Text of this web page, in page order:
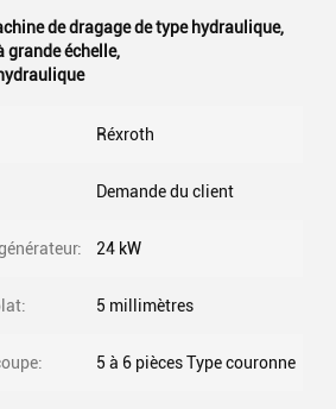
de dragage de type hydraulique,
grande échelle,
Réxroth
Demande du client
24 kW
5 millimètres
5 à 6 pièces Type couronne